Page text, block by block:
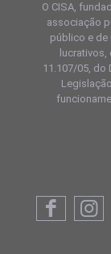
O CISA,
associação
público e de
11.107/05, do